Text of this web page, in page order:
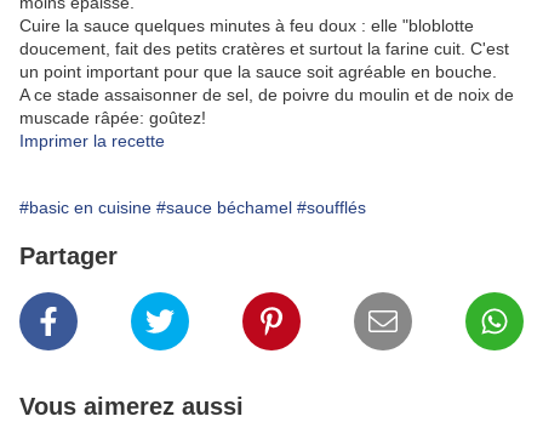
Cuire la sauce quelques minutes à feu doux : elle "bloblotte
doucement, fait des petits cratères et surtout la farine cuit. C'est
un point important pour que la sauce soit agréable en bouche.
A ce stade assaisonner de sel, de poivre du moulin et de noix de
muscade râpée: goûtez!
Imprimer la recette
#basic en cuisine #sauce béchamel #soufflés
Partager
Vous aimerez aussi